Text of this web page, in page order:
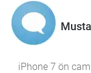
iPhone 7 ön